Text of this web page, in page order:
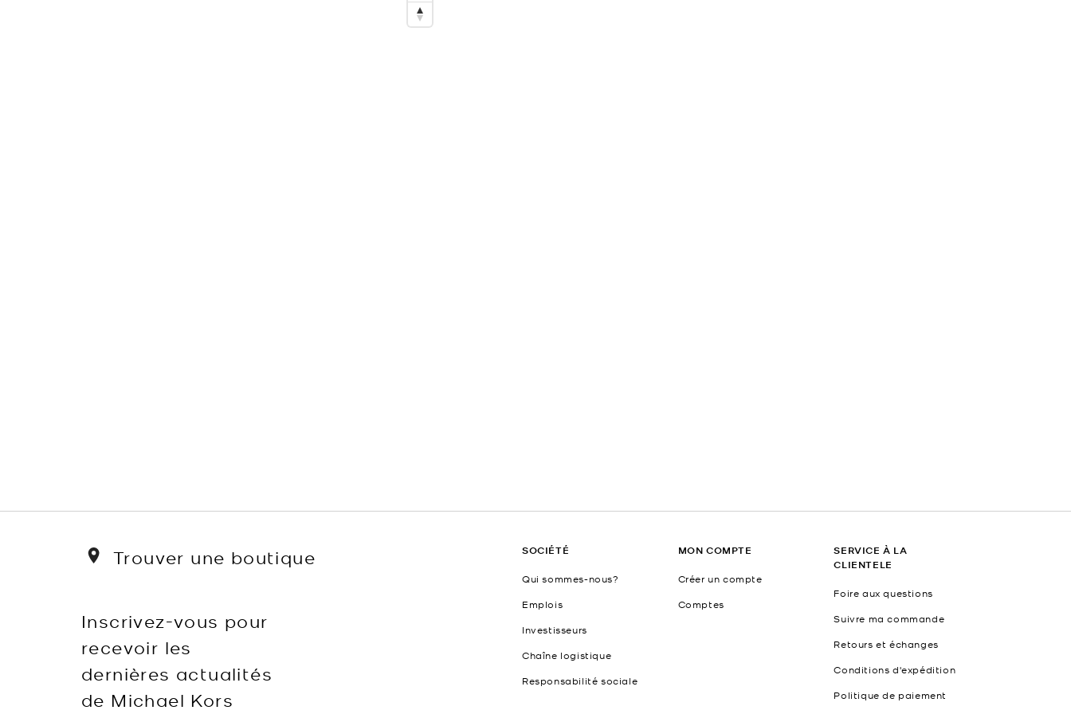
Trouver une boutique
Inscrivez-vous pour
recevoir les
dernières actualités
de Michael Kors
SOCIÉTÉ
Qui sommes-nous?
Emplois
Investisseurs
Chaîne logistique
Responsabilité sociale
MON COMPTE
Créer un compte
Comptes
SERVICE À LA
CLIENTELE
Foire aux questions
Suivre ma commande
Retours et échanges
Conditions d'expédition
Politique de paiement